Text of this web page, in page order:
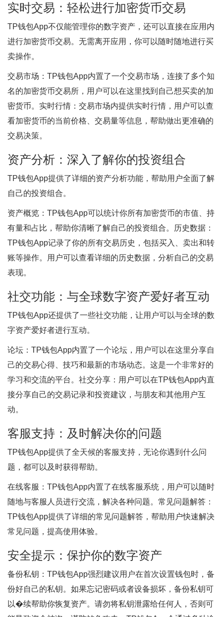
实时交易：轻松进行加密货币交易
TP钱包App不仅能管理你的数字资产，还可以直接在应用内
进行加密货币交易。无需离开应用，你可以随时随地进行买
卖操作。
交易市场：TP钱包App内置了一个交易市场，连接了多个知
名的加密货币交易所，用户可以在这里找到自己想买卖的加
密货币。实时行情：交易市场内提供实时行情，用户可以查
看加密货币的当前价格、交易量等信息，帮助做出更准确的
交易决策。
资产分析：深入了解你的投资组合
TP钱包App提供了详细的资产分析功能，帮助用户全面了解
自己的投资组合。
资产概览：TP钱包App可以统计你所有加密货币的市值、持
有量和占比，帮助你清晰了解自己的投资组合。历史数据：
TP钱包App记录了你的所有交易历史，包括买入、卖出和转
账等操作。用户可以查看详细的历史数据，分析自己的交易
表现。
社交功能：与全球数字资产爱好者互动
TP钱包App还提供了一些社交功能，让用户可以与全球的数
字资产爱好者进行互动。
论坛：TP钱包App内置了一个论坛，用户可以在这里分享自
己的交易心得、技巧和最新的市场动态。这是一个非常好的
学习和交流的平台。社交分享：用户可以在TP钱包App内直
接分享自己的交易记录和投资建议，与朋友和其他用户互
动。
客服支持：及时解决你的问题
TP钱包App提供了全天候的客服支持，无论你遇到什么问
题，都可以及时获得帮助。
在线客服：TP钱包App内置了在线客服系统，用户可以随时
随地与客服人员进行交流，解决各种问题。常见问题解答：
TP钱包App提供了详细的常见问题解答，帮助用户快速解决
常见问题，提高使用体验。
安全提示：保护你的数字资产
备份私钥：TP钱包App强烈建议用户在首次设置钱包时，备
份好自己的私钥。如果忘记密码或者设备损坏，备份私钥可
以�续帮助你恢复资产。请勿将私钥泄露给任何人，否则可